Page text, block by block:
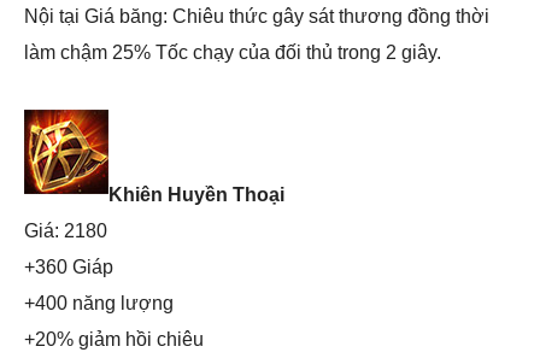
Nội tại Giá băng: Chiêu thức gây sát thương đồng thời
làm chậm 25% Tốc chạy của đối thủ trong 2 giây.
Khiên Huyền Thoại
Giá: 2180
+360 Giáp
+400 năng lượng
+20% giảm hồi chiêu